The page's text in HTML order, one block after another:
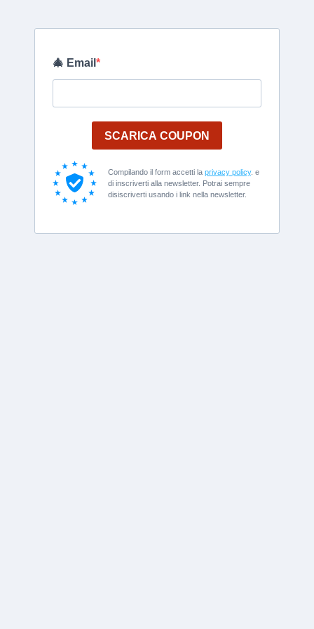
🎄 Email
SCARICA COUPON
Compilando il form accetti la privacy policy. e
di inscriverti alla newsletter. Potrai sempre
disiscriverti usando i link nella newsletter.